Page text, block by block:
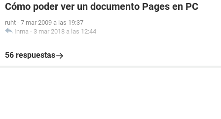
Cómo poder ver un documento Pages en PC
ruht - 7 mar 2009 a las 19:37
Inma - 3 mar 2018 a las 12:44
56 respuestas